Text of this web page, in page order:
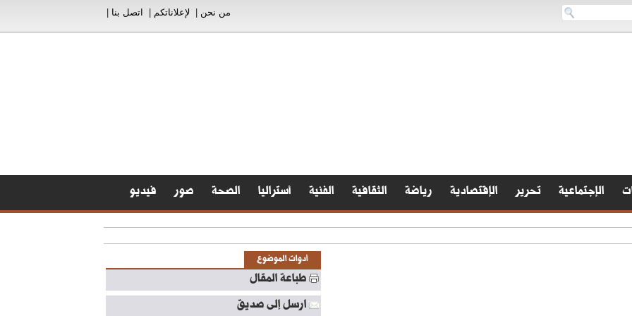
من نحن لإعلاناتكم اتصل بنا
الإجتماعية تحرير الإقتصادية رياضة الثقافية الفنية أستراليا الصحة صور فيديو
أدوات الموضوع
طباعة المقال
ارسل إلى صديق